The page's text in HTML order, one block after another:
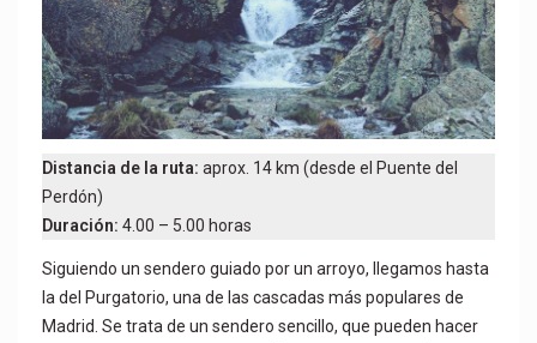
Distancia de la ruta: aprox. 14 km (desde el Puente del
Perdón)
Duración: 4.00 – 5.00 horas
Siguiendo un sendero guiado por un arroyo, llegamos hasta
la del Purgatorio, una de las cascadas más populares de
Madrid. Se trata de un sendero sencillo, que pueden hacer